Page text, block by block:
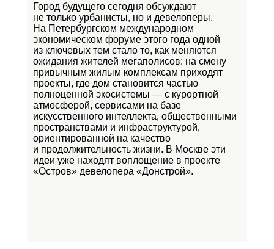
Город будущего сегодня обсуждают
не только урбанисты, но и девелоперы.
На Петербургском международном
экономическом форуме этого года одной
из ключевых тем стало то, как меняются
ожидания жителей мегаполисов: на смену
привычным жилым комплексам приходят
проекты, где дом становится частью
полноценной экосистемы — с курортной
атмосферой, сервисами на базе
искусственного интеллекта, общественными
пространствами и инфраструктурой,
ориентированной на качество
и продолжительность жизни. В Москве эти
идеи уже находят воплощение в проекте
«Остров» девелопера «Донстрой».